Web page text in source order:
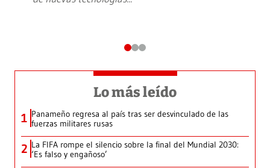
Lo más leído
1 Panameño regresa al país tras ser desvinculado de las
fuerzas militares rusas
2 La FIFA rompe el silencio sobre la final del Mundial 2030:
‘Es falso y engañoso’